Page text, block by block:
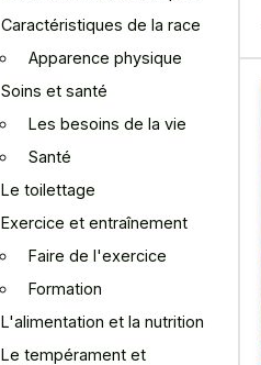
Caractéristiques de la race
Apparence physique
Soins et santé
Les besoins de la vie
Santé
Le toilettage
Exercice et entraînement
Faire de l'exercice
Formation
L'alimentation et la nutrition
Le tempérament et